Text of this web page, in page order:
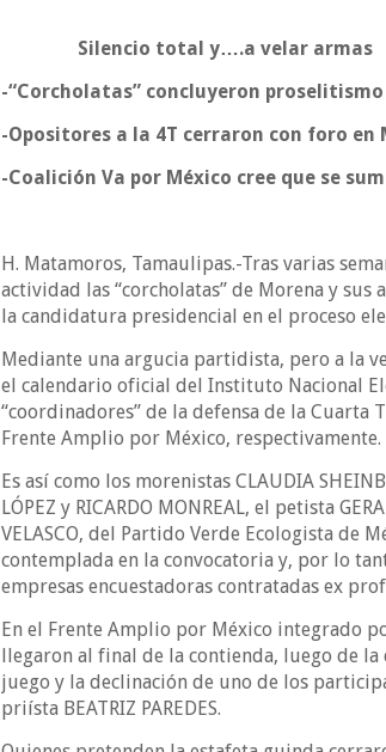
Silencio total y….a velar armas
-“Corcholatas” concluyeron
-Opositores a la 4T cerraron con foro en
-Coalición Va por México cree que se
H. Matamoros, Tamaulipas.-Tras varias
actividad las “corcholatas” de Morena y sus
la candidatura presidencial en el proceso
Mediante una argucia partidista, pero a la
el calendario oficial del Instituto Nacional
“coordinadores” de la defensa de la Cuarta
Frente Amplio por México, respectivamente.
Es así como los morenistas CLAUDIA
LÓPEZ y RICARDO MONREAL, el petista
VELASCO, del Partido Verde Ecologista de
contemplada en la convocatoria y, por lo
empresas encuestadoras contratadas ex
En el Frente Amplio por México integrado
llegaron al final de la contienda, luego de
juego y la declinación de uno de los
priísta BEATRIZ PAREDES.